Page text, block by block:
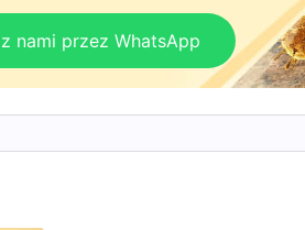
nami przez WhatsApp